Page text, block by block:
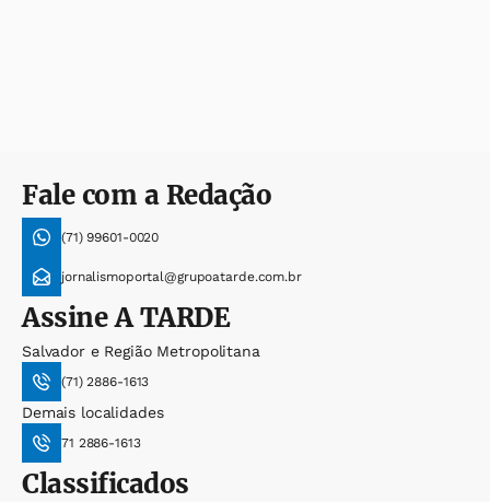
Fale com a Redação
(71) 99601-0020
jornalismoportal@grupoatarde.com.br
AssineA TARDE
Salvador e Região Metropolitana
(71) 2886-1613
Demais localidades
71 2886-1613
Classificados